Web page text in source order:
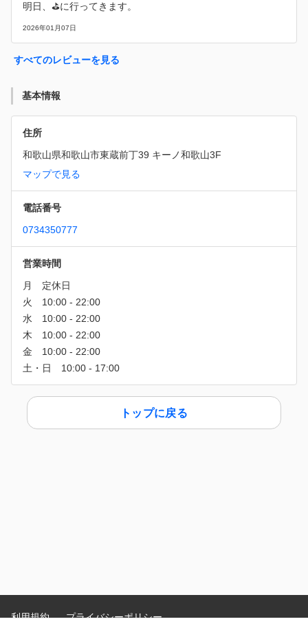
明日、⛳️に行ってきます。
2026年01月07日
すべてのレビューを見る
基本情報
住所
和歌山県和歌山市東蔵前丁39 キーノ和歌山3F
マップで見る
電話番号
0734350777
営業時間
トップに戻る
利用規約 プライバシーポリシー